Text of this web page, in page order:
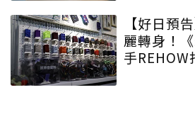
【好日預
麗轉身！
手